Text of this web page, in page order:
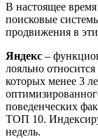
В настоящее
поисковые
продвижения в
Яндекс –
лояльно
которых менее 3
поведенческих
ТОП 10.
недель.